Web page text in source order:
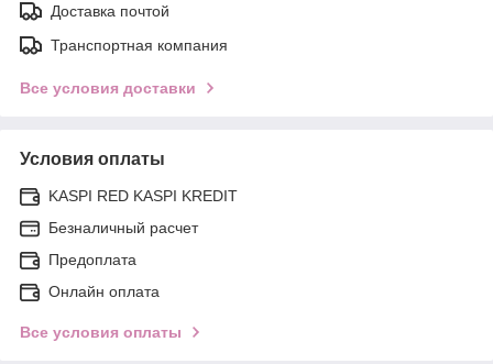
Доставка почтой
Транспортная компания
Все условия доставки
Условия оплаты
KASPI RED KASPI KREDIT
Безналичный расчет
Предоплата
Онлайн оплата
Все условия оплаты